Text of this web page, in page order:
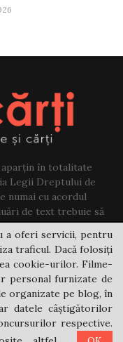
în totalitate
Legii Dreptului de
numai cu acordul
de text trebuie să
blog.
carti.ro
a oferi servicii, pentru
traficul. Dacă folosiți
cookie-urilor. Filme-
personal furnizate de
organizate pe blog, în
datele câștigătorilor
respective.